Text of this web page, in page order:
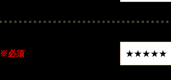
※必須